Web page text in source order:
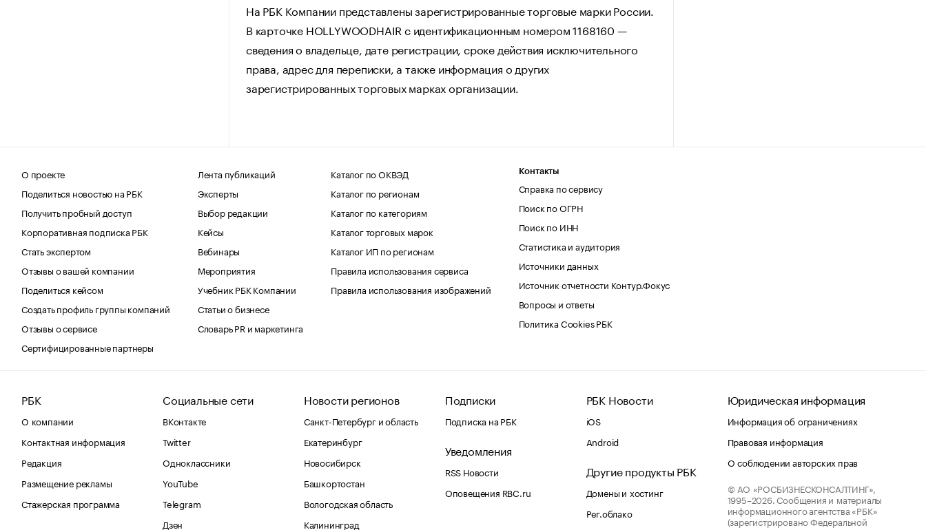
На РБК Компании представлены зарегистрированные торговые марки России.
В карточке HOLLYWOODHAIR с идентификационным номером 1168160 —
сведения о владельце, дате регистрации, сроке действия исключительного
права, адрес для переписки, а также информация о других
зарегистрированных торговых марках организации.
О проекте
Поделиться новостью на РБК
Получить пробный доступ
Корпоративная подписка РБК
Стать экспертом
Отзывы о вашей компании
Поделиться кейсом
Создать профиль группы компаний
Отзывы о сервисе
Сертифицированные партнеры
Лента публикаций
Эксперты
Выбор редакции
Кейсы
Вебинары
Мероприятия
Учебник РБК Компании
Статьи о бизнесе
Словарь PR и маркетинга
Каталог по ОКВЭД
Каталог по регионам
Каталог по категориям
Каталог торговых марок
Каталог ИП по регионам
Правила использования сервиса
Правила использования изображений
Контакты
Справка по сервису
Поиск по ОГРН
Поиск по ИНН
Статистика и аудитория
Источники данных
Источник отчетности Контур.Фокус
Вопросы и ответы
Политика Cookies РБК
РБК
О компании
Контактная информация
Редакция
Размещение рекламы
Стажерская программа
Социальные сети
ВКонтакте
Twitter
Одноклассники
YouTube
Telegram
Дзен
Новости регионов
Санкт-Петербург и область
Екатеринбург
Новосибирск
Башкортостан
Вологодская область
Калининград
Подписки
Подписка на РБК
Уведомления
RSS Новости
Оповещения RBC.ru
РБК Новости
iOS
Android
Другие продукты РБК
Домены и хостинг
Рег.облако
Юридическая информация
Информация об ограничениях
Правовая информация
О соблюдении авторских прав
© АО «РОСБИЗНЕСКОНСАЛТИНГ»,
1995–2026. Сообщения и материалы
информационного агентства «РБК»
(зарегистрировано Федеральной